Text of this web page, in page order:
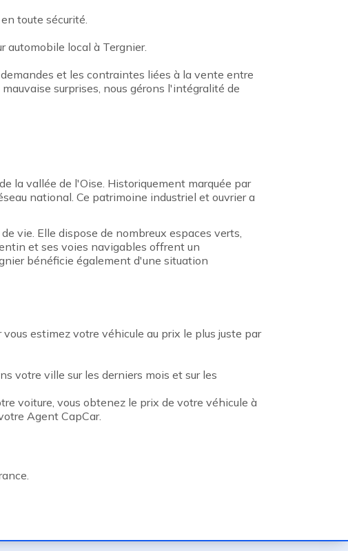
toute sécurité.
automobile local à Tergnier.
et les contraintes liées à la vente entre
surprises, nous gérons l'intégralité de
la vallée de l'Oise. Historiquement marquée par
national. Ce patrimoine industriel et ouvrier a
vie. Elle dispose de nombreux espaces verts,
et ses voies navigables offrent un
bénéficie également d'une situation
estimez votre véhicule au prix le plus juste par
votre ville sur les derniers mois et sur les
voiture, vous obtenez le prix de votre véhicule à
Agent CapCar.